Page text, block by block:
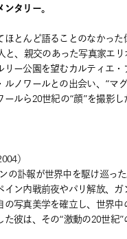
タリー。
ほとんど語ることのなかっ
と、親交のあった写真家エ
ー公園を望むカルティエ
ノワールとの出会い、“
ルら20世紀の“顔”を撮影
）
の訃報が世界中を駆け巡っ
ン内戦前夜やパリ解放、
の写真美学を確立し、世界
彼は、その“激動の20世紀”